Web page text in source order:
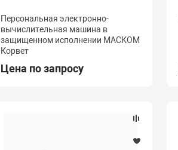
Персональная электронно-
вычислительная машина в
защищенном исполнении МАСКОМ
Корвет
Цена по запросу